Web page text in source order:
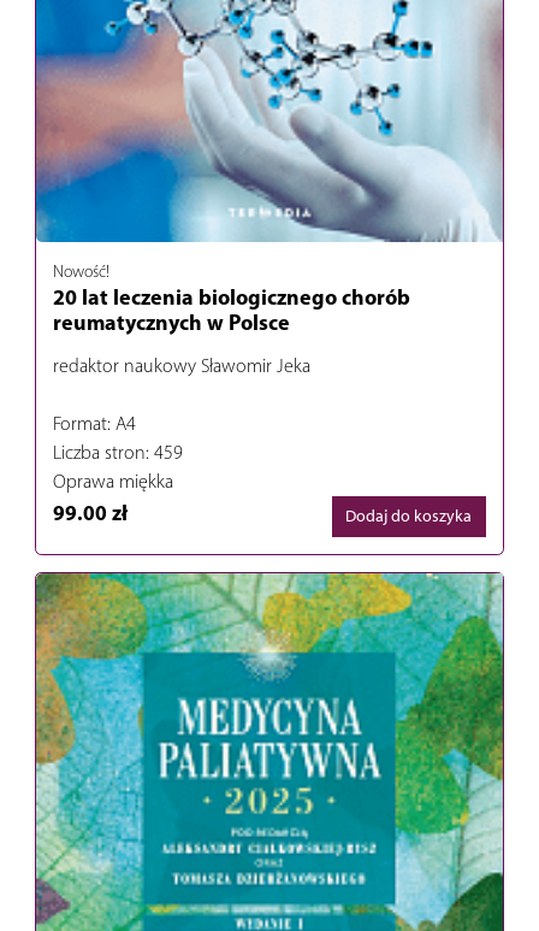
Nowość!
20 lat leczenia biologicznego chorób
reumatycznych w Polsce
redaktor naukowy Sławomir Jeka
Format: A4
Liczba stron: 459
Oprawa miękka
99.00 zł Dodaj do koszyka